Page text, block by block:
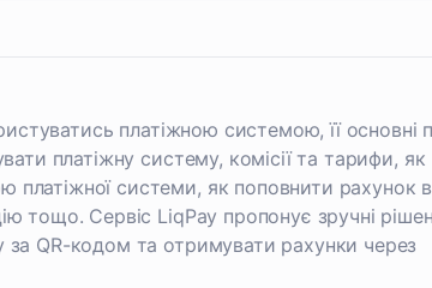
платіжною системою, її основні
платіжну систему, комісії та тарифи, як
системи, як поповнити рахунок в
тощо. Сервіс LiqPay пропонує зручні
за QR-кодом та отримувати рахунки через